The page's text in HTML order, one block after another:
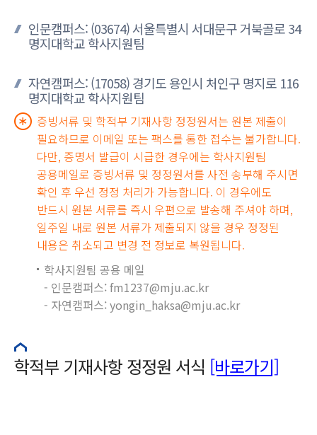
인문캠퍼스: (03674) 서울특별시 서대문구 거북골로 34
명지대학교 학사지원팀
자연캠퍼스: (17058) 경기도 용인시 처인구 명지로 116
명지대학교 학사지원팀
증빙서류 및 학적부 기재사항 정정원서는 원본 제출이
필요하므로 이메일 또는 팩스를 통한 접수는 불가합니다.
다만, 증명서 발급이 시급한 경우에는 학사지원팀
공용메일로 증빙서류 및 정정원서를 사전 송부해 주시면
확인 후 우선 정정 처리가 가능합니다. 이 경우에도
반드시 원본 서류를 즉시 우편으로 발송해 주셔야 하며,
일주일 내로 원본 서류가 제출되지 않을 경우 정정된
내용은 취소되고 변경 전 정보로 복원됩니다.
학사지원팀 공용 메일
- 인문캠퍼스: fm1237@mju.ac.kr
- 자연캠퍼스: yongin_haksa@mju.ac.kr
학적부 기재사항 정정원 서식 [바로가기]